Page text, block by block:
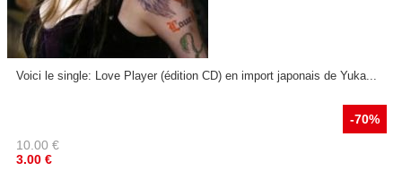
Voici le single: Love Player (édition CD) en import japonais de Yuka...
-70%
10.00 €
3.00 €